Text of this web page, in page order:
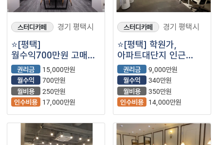
스터디카페 경기 평택시
⭐️[평택]
월수익700만원 고매출
스터디카페/ 100평/
상시 유동인구 풍부한
입지조건⭐️
권리금
15,000만원
월수익
700만원
월비용
250만원
인수비용
17,000만원
스터디카페 경기 평택시
⭐[평택] 학원가,
아파트대단지 인근
스터디카페/
월수익330만원/
매장컨디션 최상급⭐
권리금
9,000만원
월수익
340만원
월비용
350만원
인수비용
14,000만원